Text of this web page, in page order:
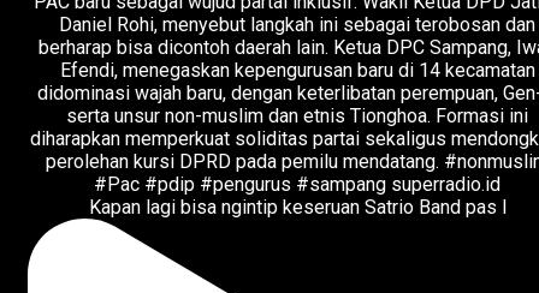
Kapan lagi bisa ngintip keseruan Satrio Band pas l